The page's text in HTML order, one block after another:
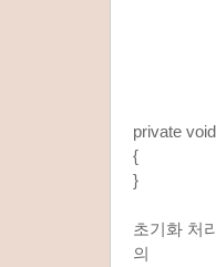
private
{
}
초기화 처
의